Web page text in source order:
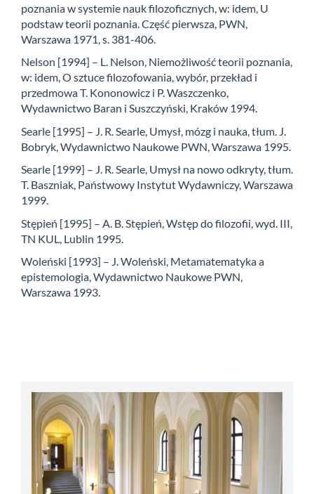
poznania w systemie nauk filozoficznych, w: idem, U
podstaw teorii poznania. Część pierwsza, PWN,
Warszawa 1971, s. 381-406.
Nelson [1994] – L. Nelson, Niemożliwość teorii poznania,
w: idem, O sztuce filozofowania, wybór, przekład i
przedmowa T. Kononowicz i P. Waszczenko,
Wydawnictwo Baran i Suszczyński, Kraków 1994.
Searle [1995] – J. R. Searle, Umysł, mózg i nauka, tłum. J.
Bobryk, Wydawnictwo Naukowe PWN, Warszawa 1995.
Searle [1999] – J. R. Searle, Umysł na nowo odkryty, tłum.
T. Baszniak, Państwowy Instytut Wydawniczy, Warszawa
1999.
Stępień [1995] – A. B. Stępień, Wstęp do filozofii, wyd. III,
TN KUL, Lublin 1995.
Woleński [1993] – J. Woleński, Metamatematyka a
epistemologia, Wydawnictwo Naukowe PWN,
Warszawa 1993.
abbey